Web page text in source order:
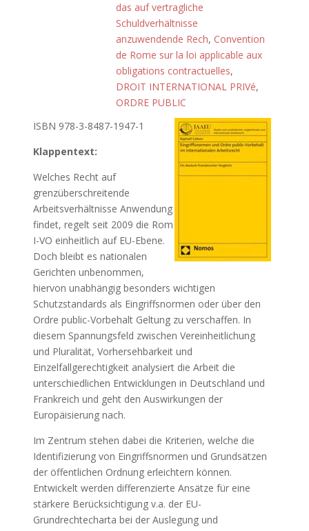
das auf vertragliche
Schuldverhältnisse
anzuwendende Rech, Convention
de Rome sur la loi applicable aux
obligations contractuelles,
DROIT INTERNATIONAL PRIVé,
ORDRE PUBLIC
ISBN 978-3-8487-1947-1
Klappentext:
Welches Recht auf
grenzüberschreitende
Arbeitsverhältnisse Anwendung
findet, regelt seit 2009 die Rom
I-VO einheitlich auf EU-Ebene.
Doch bleibt es nationalen
Gerichten unbenommen,
hiervon unabhängig besonders wichtigen
Schutzstandards als Eingriffsnormen oder über den
Ordre public-Vorbehalt Geltung zu verschaffen. In
diesem Spannungsfeld zwischen Vereinheitlichung
und Pluralität, Vorhersehbarkeit und
Einzelfallgerechtigkeit analysiert die Arbeit die
unterschiedlichen Entwicklungen in Deutschland und
Frankreich und geht den Auswirkungen der
Europäisierung nach.
Im Zentrum stehen dabei die Kriterien, welche die
Identifizierung von Eingriffsnormen und Grundsätzen
der öffentlichen Ordnung erleichtern können.
Entwickelt werden differenzierte Ansätze für eine
stärkere Berücksichtigung v.a. der EU-
Grundrechtecharta bei der Auslegung und